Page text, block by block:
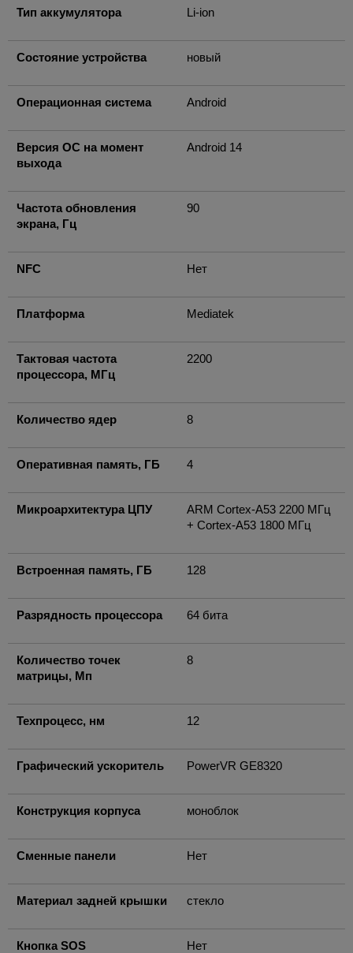
Тип аккумулятора Li-ion
Состояние устройства новый
Операционная система Android
Версия ОС на момент
выхода
Android 14
Частота обновления
экрана, Гц
90
NFC Нет
Платформа Mediatek
Тактовая частота
процессора, МГц
2200
Количество ядер 8
Оперативная память, ГБ 4
Микроархитектура ЦПУ
ARM Cortex-A53 2200 МГц
+ Cortex-A53 1800 МГц
Встроенная память, ГБ 128
Разрядность процессора 64 бита
Количество точек
матрицы, Мп
8
Техпроцесс, нм 12
Графический ускоритель PowerVR GE8320
Конструкция корпуса моноблок
Сменные панели Нет
Материал задней крышки стекло
Кнопка SOS Нет